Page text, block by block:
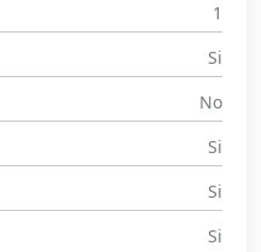
1
Si
No
Si
Si
Si